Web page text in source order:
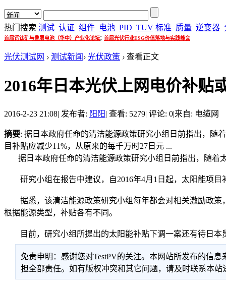
热门搜索 测试 认证 组件 电池 PID TUV 标准 质量 逆变器
首届钙钛矿与叠层电池（华中）产业化论坛; 首届光伏行业ESG价值落地与实践峰会
光伏测试网 › 测试新闻 › 光伏政策 › 查看正文
2016年日本光伏上网电价补贴
2016-2-23 21:08| 发布者: 阳阳| 查看: 5279| 评论: 0|来自: 电缆网
摘要: 据日本政府任命的清洁能源政策研究小组日前指出，
目补贴应减少11%，从原来的每千万时27日元 ...
据日本政府任命的清洁能源政策研究小组日前指出，随着
研究小组在报告中建议，自2016年4月1日起，太阳能项目
据悉，该清洁能源政策研究小组每年都会对相关激励政策
根据能源类型，补贴各有不同。
目前，研究小组所提出的太阳能补贴下调一案还有待日本
免责申明：感谢您对TestPV的关注。本网站所发布的信
担全部责任。如有版权冲突和其它问题，请及时联系本